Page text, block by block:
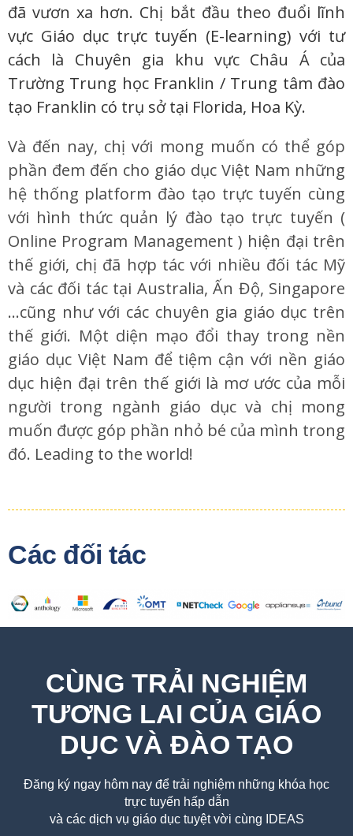
đã vươn xa hơn. Chị bắt đầu theo đuổi lĩnh
vực Giáo dục trực tuyến (E-learning) với tư
cách là Chuyên gia khu vực Châu Á của
Trường Trung học Franklin / Trung tâm đào
tạo Franklin có trụ sở tại Florida, Hoa Kỳ.
Và đến nay, chị với mong muốn có thể góp
phần đem đến cho giáo dục Việt Nam những
hệ thống platform đào tạo trực tuyến cùng
với hình thức quản lý đào tạo trực tuyến (
Online Program Management ) hiện đại trên
thế giới, chị đã hợp tác với nhiều đối tác Mỹ
và các đối tác tại Australia, Ấn Độ, Singapore
…cũng như với các chuyên gia giáo dục trên
thế giới. Một diện mạo đổi thay trong nền
giáo dục Việt Nam để tiệm cận với nền giáo
dục hiện đại trên thế giới là mơ ước của mỗi
người trong ngành giáo dục và chị mong
muốn được góp phần nhỏ bé của mình trong
đó. Leading to the world!
Các đối tác
CÙNG TRẢI NGHIỆM
TƯƠNG LAI CỦA GIÁO
DỤC VÀ ĐÀO TẠO
Đăng ký ngay hôm nay để trải nghiệm những khóa học
trực tuyến hấp dẫn
và các dịch vụ giáo dục tuyệt vời cùng IDEAS